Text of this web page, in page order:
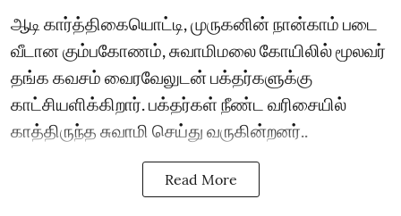
ஆடி கார்த்திகையொட்டி, முருகனின் நான்காம் படை
வீடான கும்பகோணம், சுவாமிமலை கோயிலில் மூலவர்
தங்க கவசம் வைரவேலுடன் பக்தர்களுக்கு
காட்சியளிக்கிறார். பக்தர்கள் நீண்ட வரிசையில்
காத்திருந்த சுவாமி செய்து வருகின்றனர்..
Read More